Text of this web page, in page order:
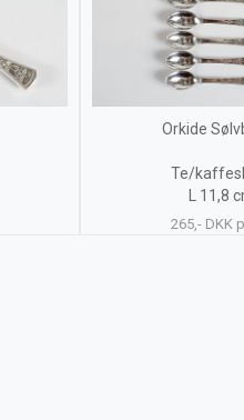
Orkide
Te/
L 11,8
265,- DKK